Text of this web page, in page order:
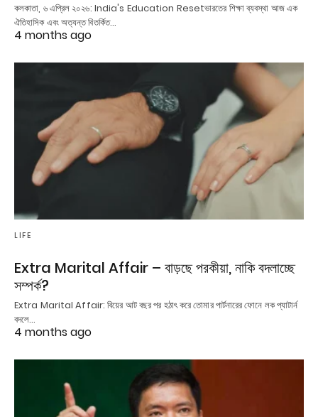
কলকাতা, ৬ এপ্রিল ২০২৬: India's Education Resetভারতের শিক্ষা ব্যবস্থা আজ এক
ঐতিহাসিক এবং অত্যন্ত বিতর্কিত…
4 months ago
LIFE
Extra Marital Affair – বাড়ছে পরকীয়া, নাকি বদলাচ্ছে
সম্পর্ক?
Extra Marital Affair: বিয়ের আট বছর পর হঠাৎ করে তোমার পার্টনারের ফোনে লক প্যাটার্ন
বদলে…
4 months ago